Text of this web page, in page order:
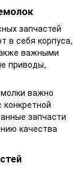
запчастей
в себя корпуса,
важными
приводы,
важно
запчасти
качества